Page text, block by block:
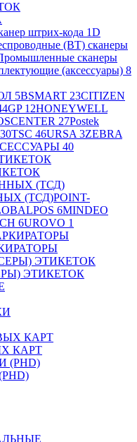
штрих-кода 1D
(BT) сканеры
сканеры
(аксессуары) 8
5BSMART 23CITIZEN
GP12HONEYWELL
27Postek
30TSC 46URSA 3ZEBRA
40
(ТСД)POINT-
6MINDEO
6UROVO 1
ЭТИКЕТОК
КАРТ